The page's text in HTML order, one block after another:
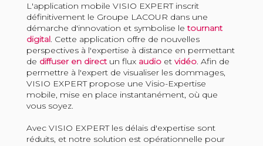
L'application mobile VISIO EXPERT inscrit
définitivement le Groupe LACOUR dans une
démarche d'innovation et symbolise letournant
digital. Cette application offre de nouvelles
perspectives à l'expertise à distance en permettant
de diffuser en directun flux audioet vidéo. Afin de
permettre à l'expert de visualiser les dommages,
VISIO EXPERT propose une Visio-Expertise
mobile, mise en place instantanément, où que
vous soyez.
Avec VISIO EXPERT les délais d'expertise sont
réduits, et notre solution est opérationnelle pour